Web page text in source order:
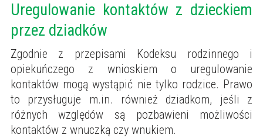
Uregulowanie kontaktów z dzieckiem
przez dziadków
Zgodnie z przepisami Kodeksu rodzinnego i
opiekuńczego z wnioskiem o uregulowanie
kontaktów mogą wystąpić nie tylko rodzice. Prawo
to przysługuje m.in. również dziadkom, jeśli z
różnych względów są pozbawieni możliwości
kontaktów z wnuczką czy wnukiem.